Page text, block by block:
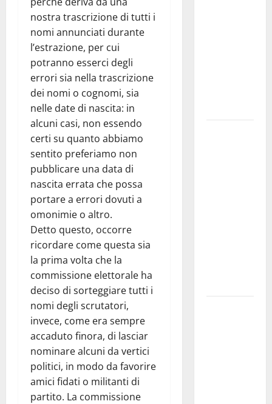
nostra trascrizione di tutti i
nomi annunciati durante
l’estrazione, per cui
potranno esserci degli
errori sia nella trascrizione
dei nomi o cognomi, sia
nelle date di nascita: in
alcuni casi, non essendo
certi su quanto abbiamo
sentito preferiamo non
pubblicare una data di
nascita errata che possa
portare a errori dovuti a
omonimie o altro.
Detto questo, occorre
ricordare come questa sia
la prima volta che la
commissione elettorale ha
deciso di sorteggiare tutti i
nomi degli scrutatori,
invece, come era sempre
accaduto finora, di lasciar
nominare alcuni da vertici
politici, in modo da favorire
amici fidati o militanti di
partito. La commissione